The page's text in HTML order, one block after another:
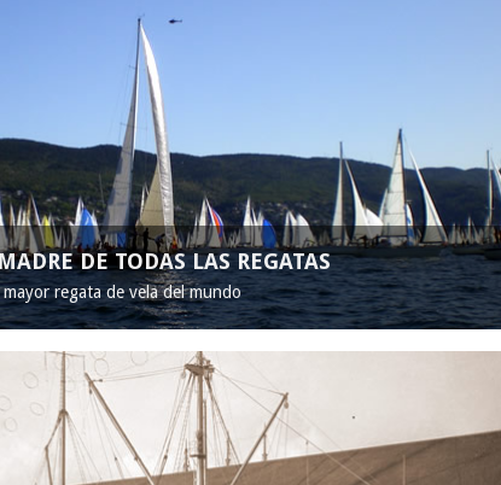
DE TODAS LAS REGATAS
regata de vela del mundo